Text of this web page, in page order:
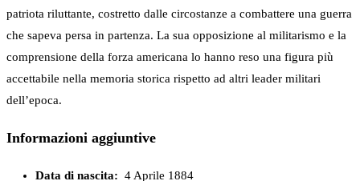
patriota riluttante, costretto dalle circostanze a combattere una guerra
che sapeva persa in partenza. La sua opposizione al militarismo e la
comprensione della forza americana lo hanno reso una figura più
accettabile nella memoria storica rispetto ad altri leader militari
dell’epoca.
Informazioni aggiuntive
Data di nascita: 4 Aprile 1884